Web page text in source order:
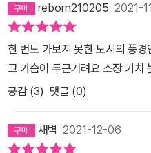
년대의 뉴욕 중산층의 삶과 라
다는 토드 헤인즈는 사울 레이터,
감을 받았다고 발표한다. 사울 레
부분 닮아 있고 주인공의 외로움
과 예술계에서 1950년대 뉴욕의
사울 레이터는 좋은 사진을 위해
가야 한다고 생각하지 않았다. 그
reborn210205 2021-
한 번도 가보지 못한 도시의 풍
고 가슴이 두근거려요 소장 가치
공감 (3) 댓글 (0)
새벽 2021-12-06